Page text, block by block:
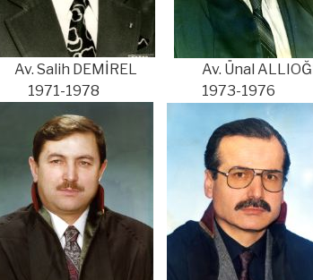
Av. Salih DEMİREL Av. Ünal
1971-1978 1973-1976